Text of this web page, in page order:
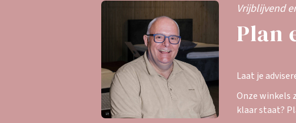
Vrijblijvend
Plan
Laat je
Onze winkels
klaar staat?